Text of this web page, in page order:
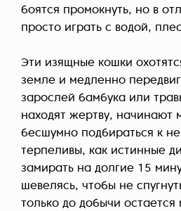
боятся промокнуть, но в
просто играть с водой,
Эти изящные кошки
земле и медленно
зарослей бамбука или
находят жертву, начинают
бесшумно подбираться к
терпеливы, как истинные
замирать на долгие 15
шевелясь, чтобы не
только до добычи остается